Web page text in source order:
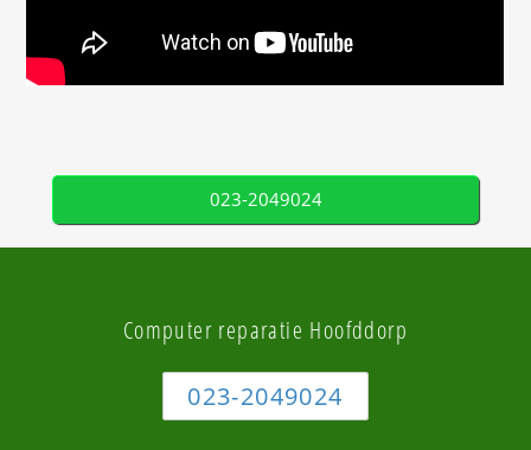
023-2049024
Computer reparatie Hoofddorp
023-2049024